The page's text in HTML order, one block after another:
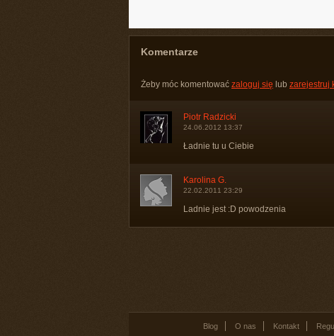
Komentarze
Żeby móc komentować zaloguj się lub zarejestruj
Piotr Radzicki
24.06.2012 13:37
Ładnie tu u Ciebie
Karolina G.
22.02.2011 23:29
Ladnie jest :D powodzenia
Blog O nas Kontakt